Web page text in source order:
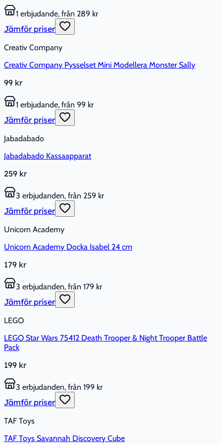
1 erbjudande, från 289 kr
Jämför priser
Creativ Company
Creativ Company Pysselset Mini Modellera Monster Sally
99 kr
1 erbjudande, från 99 kr
Jämför priser
Jabadabado
Jabadabado Kassaapparat
259 kr
3 erbjudanden, från 259 kr
Jämför priser
Unicorn Academy
Unicorn Academy Docka Isabel 24 cm
179 kr
3 erbjudanden, från 179 kr
Jämför priser
LEGO
LEGO Star Wars 75412 Death Trooper & Night Trooper Battle
Pack
199 kr
3 erbjudanden, från 199 kr
Jämför priser
TAF Toys
TAF Toys Savannah Discovery Cube